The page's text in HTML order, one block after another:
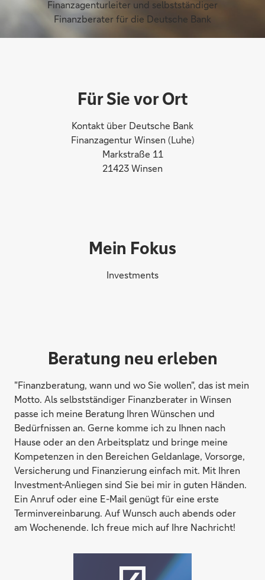
Finanzagenturleiter und selbstständiger
Finanzberater für die Deutsche Bank
Für Sie vor Ort
Kontakt über Deutsche Bank
Finanzagentur Winsen (Luhe)
Markstraße 11
21423 Winsen
Mein Fokus
Investments
Beratung neu erleben
"Finanzberatung, wann und wo Sie wollen", das ist mein
Motto. Als selbstständiger Finanzberater in Winsen
passe ich meine Beratung Ihren Wünschen und
Bedürfnissen an. Gerne komme ich zu Ihnen nach
Hause oder an den Arbeitsplatz und bringe meine
Kompetenzen in den Bereichen Geldanlage, Vorsorge,
Versicherung und Finanzierung einfach mit. Mit Ihren
Investment-Anliegen sind Sie bei mir in guten Händen.
Ein Anruf oder eine E-Mail genügt für eine erste
Terminvereinbarung. Auf Wunsch auch abends oder
am Wochenende. Ich freue mich auf Ihre Nachricht!